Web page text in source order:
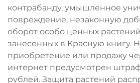
контрабанду, умышленное
повреждение, незаконную
оборот особо ценных
занесенных в Красную книгу.
приобретение или продажу
интернет предусмотрен
рублей. Защита растений